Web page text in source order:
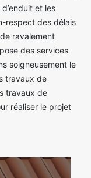
et les
respect des délais
ravalement
des services
soigneusement le
travaux de
travaux de
réaliser le projet